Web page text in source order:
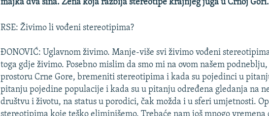
majka dva sina. Žena koja razbija stereotipe krajnjeg juga u Crnoj Gori.
RSE: Živimo li vođeni stereotipima?
ĐONOVIĆ: Uglavnom živimo. Manje-više svi živimo vođeni
toga gdje živimo. Posebno mislim da smo mi na ovom našem podneblju,
prostoru Crne Gore, bremeniti stereotipima i kada su pojedinci u
pitanju pojedine populacije i kada su u pitanju određena gledanja na
društvu i životu, na status u porodici, čak možda i u sferi umjetnosti.